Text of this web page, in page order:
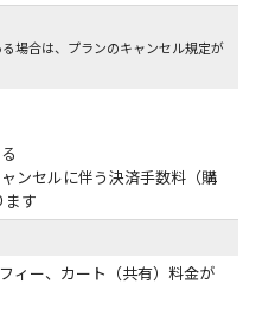
場合は、プランのキャンセル規定が
ンセルに伴う決済手数料（購
ます
ィー、カート（共有）料金が